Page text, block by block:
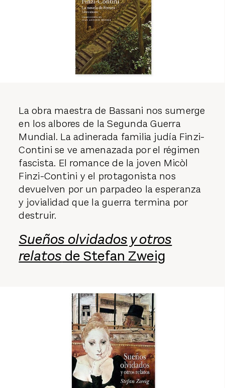
La obra maestra de Bassani nos sumerge
en los albores de la Segunda Guerra
Mundial. La adinerada familia judía Finzi-
Contini se ve amenazada por el régimen
fascista. El romance de la joven Micòl
Finzi-Contini y el protagonista nos
devuelven por un parpadeo la esperanza
y jovialidad que la guerra termina por
destruir.
Sueños olvidados y otros
relatos de Stefan Zweig